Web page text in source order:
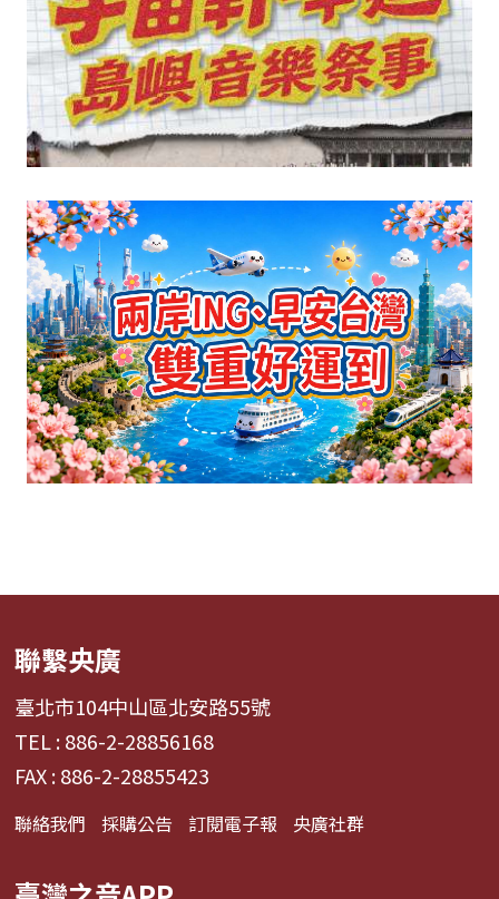
聯繫央廣
臺北市104中山區北安路55號
TEL : 886-2-28856168
FAX : 886-2-28855423
聯絡我們 採購公告 訂閱電子報 央廣社群